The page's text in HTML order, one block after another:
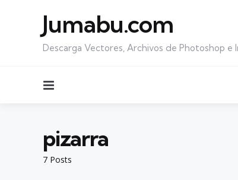
Jumabu.com
Descarga Vectores, Archivos de Photoshop e
7 Posts
pizarra